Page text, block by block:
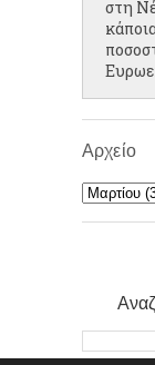
στη
Αρχείο